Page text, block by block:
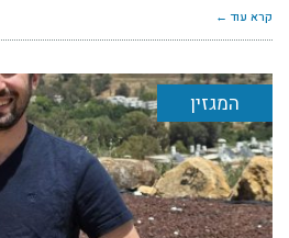
קרא עוד ←
המגזין